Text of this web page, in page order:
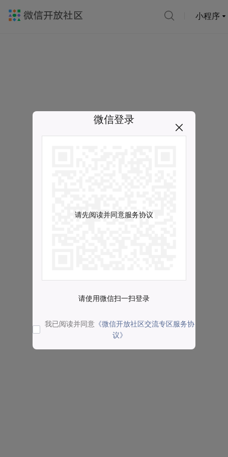
小程序
微信登录
请先阅读并同意服务协议
请使用微信扫一扫登录
我已阅读并同意 《微信开放社区交流专区服务协
议》